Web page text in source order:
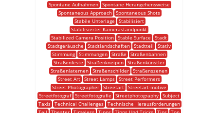
Spontane Aufnahmen
Spontane Herangehensweise
Spontaneous Approach
Spontaneous Shots
Stabile Unterlage
Stabilisiert
Stabilisierter Kamerastandpunkt
Stabilized Camera Position Stable Surface
Stadt
Stadtgeräusche
Stadtlandschaften Stadtteil
Stativ
Stimmung Stimmungen Straße
Straßenbahnen
Straßenfeste
Straßenkneipen Straßenkünstler
Straßenlaternen Straßenschilder Straßenszenen
Street Art Street Lamps Street Performers
Street Photographer
Streetart
Streetart-motive
Streetfotograf
Streetfotografie Streetphotography
Subject
Taxis
Technical Challenges
Technische Herausforderungen